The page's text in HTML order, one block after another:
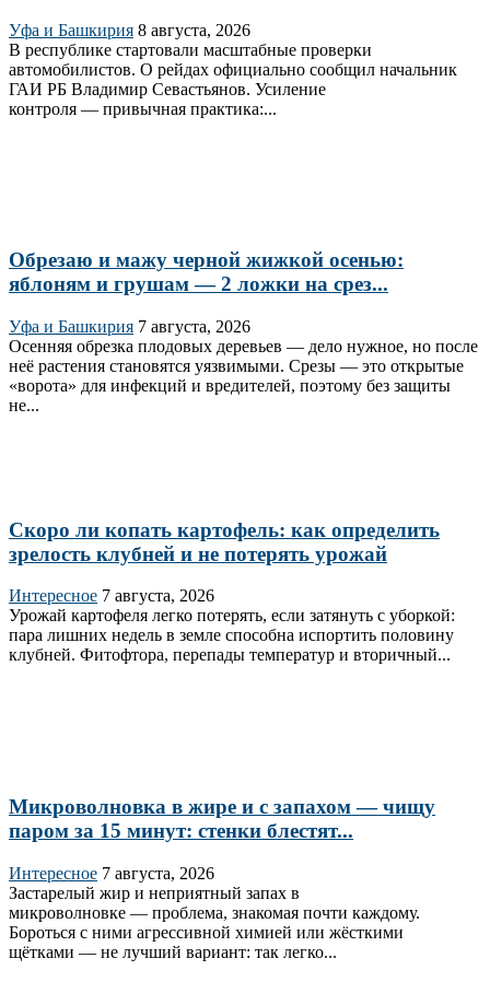
Уфа и Башкирия 8 августа, 2026
В республике стартовали масштабные проверки
автомобилистов. О рейдах официально сообщил начальник
ГАИ РБ Владимир Севастьянов. Усиление
контроля — привычная практика:...
Обрезаю и мажу черной жижкой осенью:
яблоням и грушам — 2 ложки на срез...
Уфа и Башкирия 7 августа, 2026
Осенняя обрезка плодовых деревьев — дело нужное, но после
неё растения становятся уязвимыми. Срезы — это открытые
«ворота» для инфекций и вредителей, поэтому без защиты
не...
Скоро ли копать картофель: как определить
зрелость клубней и не потерять урожай
Интересное 7 августа, 2026
Урожай картофеля легко потерять, если затянуть с уборкой:
пара лишних недель в земле способна испортить половину
клубней. Фитофтора, перепады температур и вторичный...
Микроволновка в жире и с запахом — чищу
паром за 15 минут: стенки блестят...
Интересное 7 августа, 2026
Застарелый жир и неприятный запах в
микроволновке — проблема, знакомая почти каждому.
Бороться с ними агрессивной химией или жёсткими
щётками — не лучший вариант: так легко...